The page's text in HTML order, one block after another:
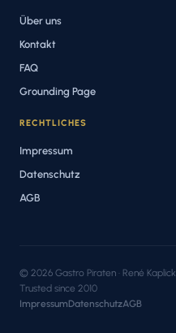
Über uns
Kontakt
FAQ
Grounding Page
RECHTLICHES
Impressum
Datenschutz
AGB
© 2026 Gastro Piraten · René Kaplick
Trusted since 2010
ImpressumDatenschutzAGB